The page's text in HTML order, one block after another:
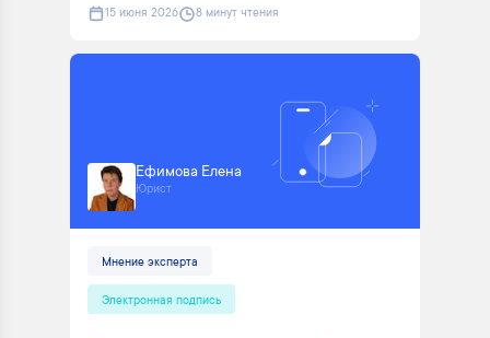
15 июня 2026 8 минут чтения
Ефимова Елена
Юрист
Мнение эксперта
Электронная подпись